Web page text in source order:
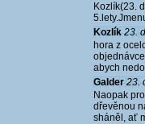
Kozlík(23.
Kozlík 23.
hora z
abych
Galder 23.
Naopak
dřevěnou
sháněl, ať